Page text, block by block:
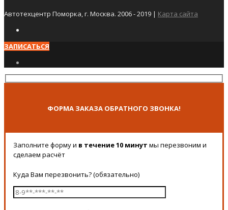
Автотехцентр Поморка, г. Москва. 2006 - 2019 | Карта сайта
ЗАПИСАТЬСЯ
ФОРМА ЗАКАЗА ОБРАТНОГО ЗВОНКА!
Заполните форму и в течение 10 минут мы перезвоним и
сделаем расчёт
Куда Вам перезвонить? (обязательно)